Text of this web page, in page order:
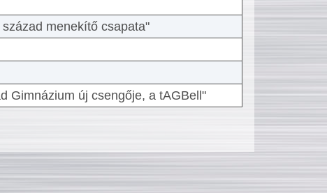
menekítő csapata"
Gimnázium új csengője, a tAGBell"